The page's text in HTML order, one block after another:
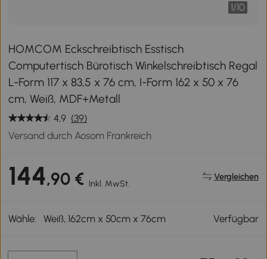
1/10
HOMCOM Eckschreibtisch Esstisch
Computertisch Bürotisch Winkelschreibtisch Regal
L-Form 117 x 83,5 x 76 cm, I-Form 162 x 50 x 76
cm, Weiß, MDF+Metall
4,9 (39)
Versand durch Aosom Frankreich
144,90 € Inkl. MwSt.
Vergleichen
Wähle: Weiß, 162cm x 50cm x 76cm Verfügbar